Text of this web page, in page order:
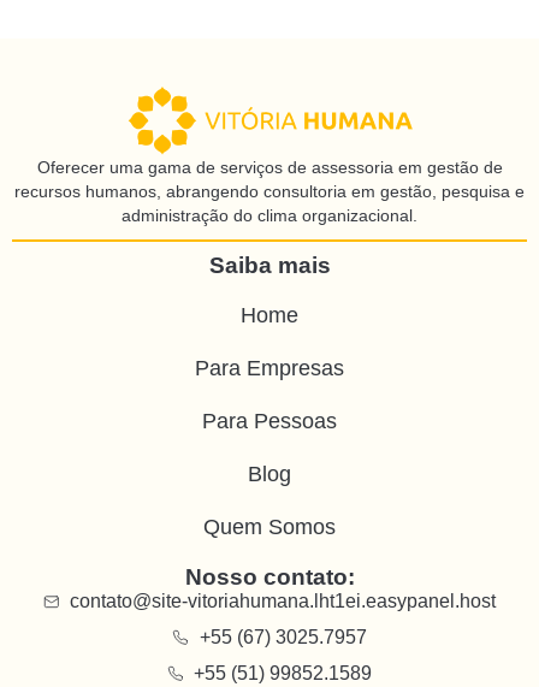
Oferecer uma gama de serviços de assessoria em gestão de
recursos humanos, abrangendo consultoria em gestão, pesquisa e
administração do clima organizacional.
Saiba mais
Home
Para Empresas
Para Pessoas
Blog
Quem Somos
Nosso contato:
contato@site-vitoriahumana.lht1ei.easypanel.host
+55 (67) 3025.7957
+55 (51) 99852.1589